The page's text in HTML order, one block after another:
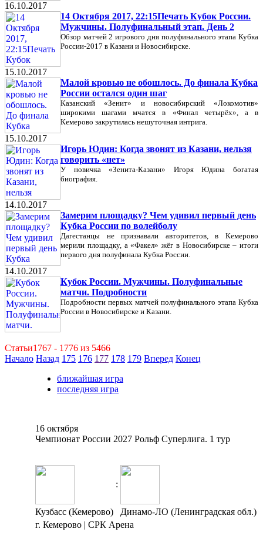
16.10.2017
14 Октября 2017, 22:15Печать Кубок России.
Мужчины. Полуфинальный этап. День 2
Обзор матчей 2 игрового дня полуфинального этапа Кубка
России-2017 в Казани и Новосибирске.
15.10.2017
Малой кровью не обошлось. До финала Кубка
России остался один шаг
Казанский «Зенит» и новосибирский «Локомотив»
широкими шагами мчатся в «Финал четырёх», а в
Кемерово закрутилась нешуточная интрига.
15.10.2017
Игорь Юдин: Когда звонят из Казани, нельзя
говорить «нет»
У новичка «Зенита-Казани» Игоря Юдина богатая
биография.
14.10.2017
Замерим площадку? Чем удивил первый день
Кубка России по волейболу
Дагестанцы не признавали авторитетов, в Кемерово
мерили площадку, а «Факел» жёг в Новосибирске – итоги
первого дня полуфинала Кубка России.
14.10.2017
Кубок России. Мужчины. Полуфинальные
матчи. Подробности
Подробности первых матчей полуфинального этапа Кубка
России в Новосибирске и Казани.
Статьи1767 - 1776 из 5466
Начало Назад 175 176 177 178 179 Вперед Конец
ближайшая игра
последняя игра
16 октября
Чемпионат России 2027 Рольф Суперлига. 1 тур
:
Кузбасс (Кемерово)
Динамо-ЛО (Ленинградская обл.)
г. Кемерово | СРК Арена